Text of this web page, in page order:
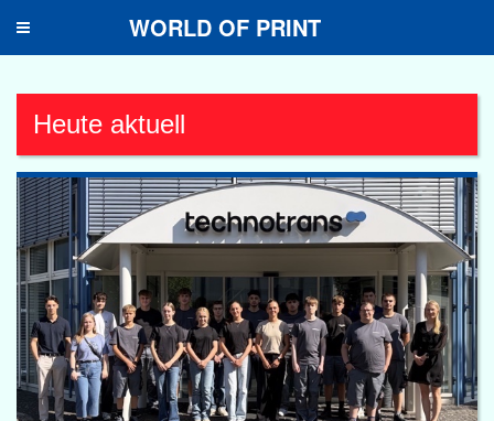
Toggle
WORLD OF PRINT
Heute aktuell